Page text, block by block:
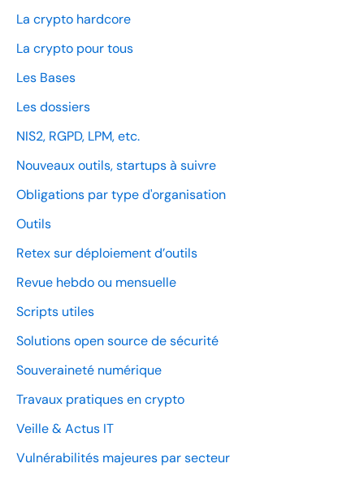
La crypto hardcore
La crypto pour tous
Les Bases
Les dossiers
NIS2, RGPD, LPM, etc.
Nouveaux outils, startups à suivre
Obligations par type d'organisation
Outils
Retex sur déploiement d’outils
Revue hebdo ou mensuelle
Scripts utiles
Solutions open source de sécurité
Souveraineté numérique
Travaux pratiques en crypto
Veille & Actus IT
Vulnérabilités majeures par secteur